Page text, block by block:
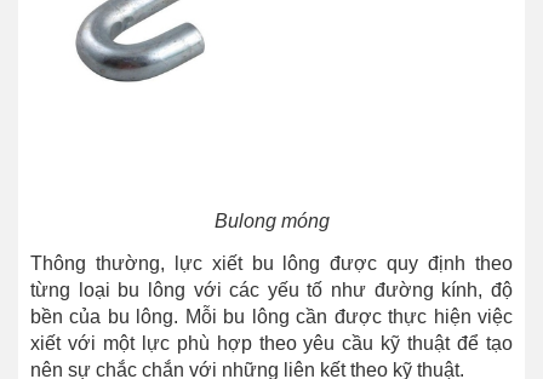
Bulong móng
Thông thường, lực xiết bu lông được quy định theo
từng loại bu lông với các yếu tố như đường kính, độ
bền của bu lông. Mỗi bu lông cần được thực hiện việc
xiết với một lực phù hợp theo yêu cầu kỹ thuật để tạo
nên sự chắc chắn với những liên kết theo kỹ thuật.